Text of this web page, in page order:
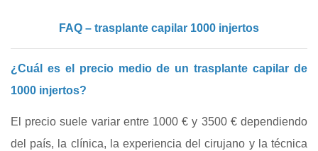
FAQ – trasplante capilar 1000 injertos
¿Cuál es el precio medio de un trasplante capilar de
1000 injertos?
El precio suele variar entre 1000 € y 3500 € dependiendo
del país, la clínica, la experiencia del cirujano y la técnica